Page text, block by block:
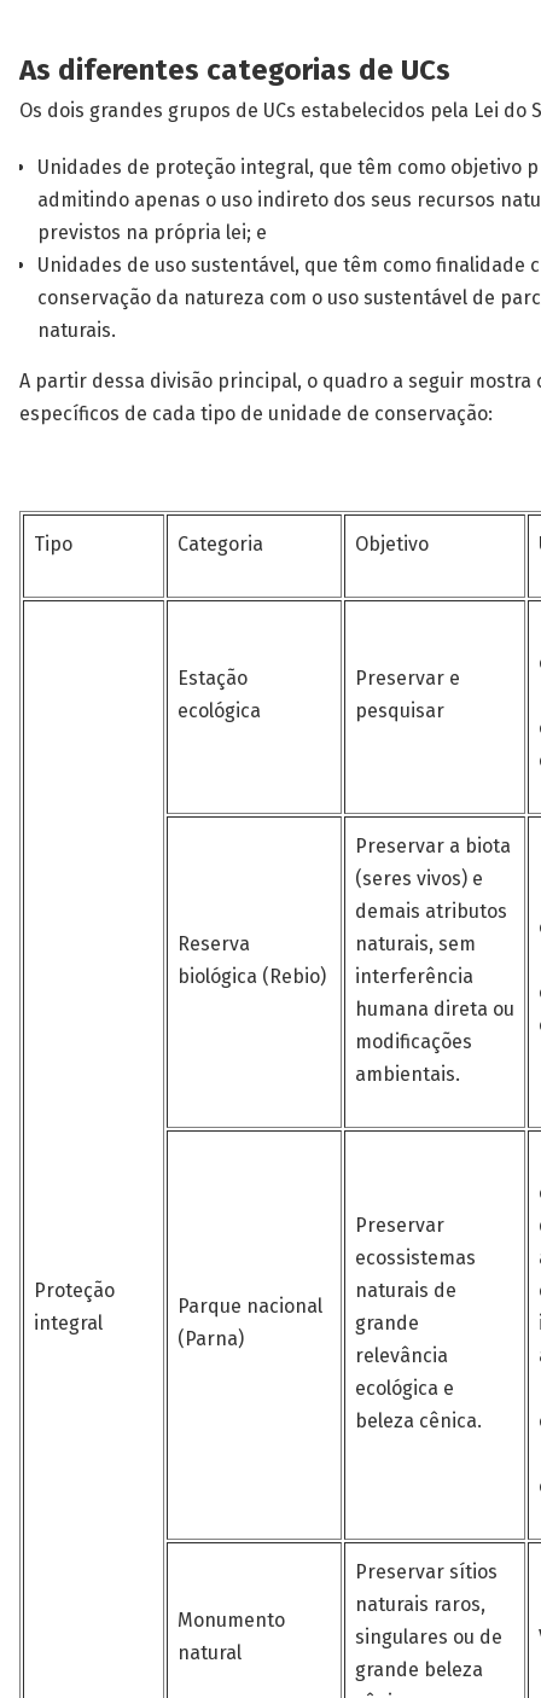
As diferentes categorias de UCs
Os dois grandes grupos de UCs estabelecidos pela Lei do
Unidades de proteção integral, que têm como objetivo
admitindo apenas o uso indireto dos seus recursos
previstos na própria lei; e
Unidades de uso sustentável, que têm como finalidade
conservação da natureza com o uso sustentável de
naturais.
A partir dessa divisão principal, o quadro a seguir mostra
específicos de cada tipo de unidade de conservação:
Tipo Categoria Objetivo
Proteção
integral
Estação
ecológica
Preservar e
pesquisar
Reserva
biológica (Rebio)
Preservar a biota
(seres vivos) e
demais atributos
naturais, sem
interferência
humana direta ou
modificações
ambientais.
Parque nacional
(Parna)
Preservar
ecossistemas
naturais de
grande
relevância
ecológica e
beleza cênica.
Monumento
natural
Preservar sítios
naturais raros,
singulares ou de
grande beleza